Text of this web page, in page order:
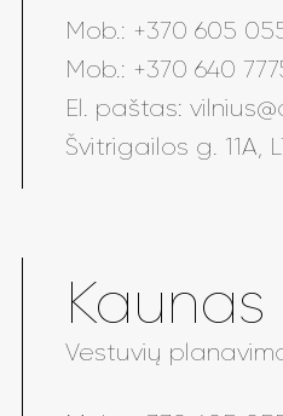
Mob.: +370 605
Mob.: +370 640
El. paštas:
Švitrigailos g. 11A,
Kaunas
Vestuvių